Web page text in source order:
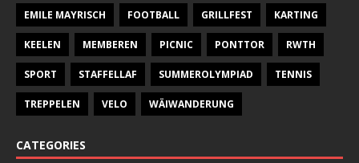
EMILE MAYRISCH FOOTBALL GRILLFEST KARTING
KEELEN MEMBEREN PICNIC PONTTOR RWTH
SPORT STAFFELLAF SUMMEROLYMPIAD TENNIS
TREPPELEN VELO WÄIWANDERUNG
CATEGORIES